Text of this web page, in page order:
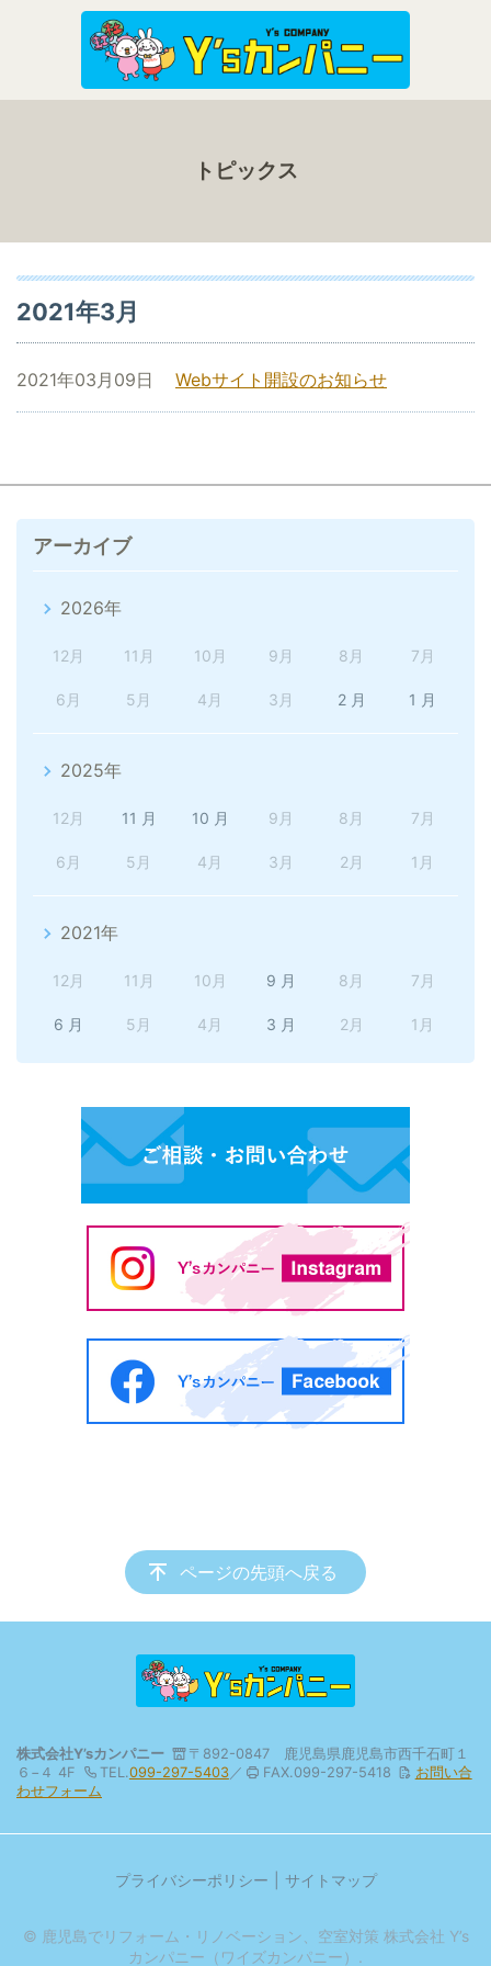
トピックス
2021年3月
Webサイト開設のお知らせ
2021年03月09日
アーカイブ
2026年
12月 11月 10月 9月 8月 7月
6月 5月 4月 3月 2 月 1 月
2025年
12月 11 月 10 月 9月 8月 7月
6月 5月 4月 3月 2月 1月
2021年
12月 11月 10月 9 月 8月 7月
6 月 5月 4月 3 月 2月 1月
ページの先頭へ戻る
株式会社Y’sカンパニー
〒892-0847 鹿児島県鹿児島市西千石町１
６−４ 4F
TEL.099-297-5403／ FAX.099-297-5418
お問い合
わせフォーム
プライバシーポリシー サイトマップ
© 鹿児島でリフォーム・リノベーション、空室対策 株式会社 Y’s
カンパニー（ワイズカンパニー）.